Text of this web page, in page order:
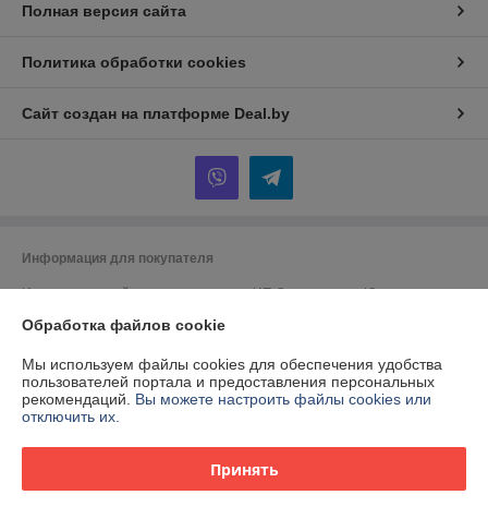
Полная версия сайта
Политика обработки cookies
Сайт создан на платформе Deal.by
Информация для покупателя
Индивидуальный предприниматель:ИП Спиридонова Юлия
г. Минск, ул. Гая, дом 20, кв. 3
Регистрационный номер ЕГР: 190153422
УНП: 190153422
Дата регистрации компании: 28.09.2000
Обработка файлов cookie
Мы используем файлы cookies для обеспечения удобства
пользователей портала и предоставления персональных
рекомендаций. Вы можете настроить файлы cookies или
отключить их.
Принять